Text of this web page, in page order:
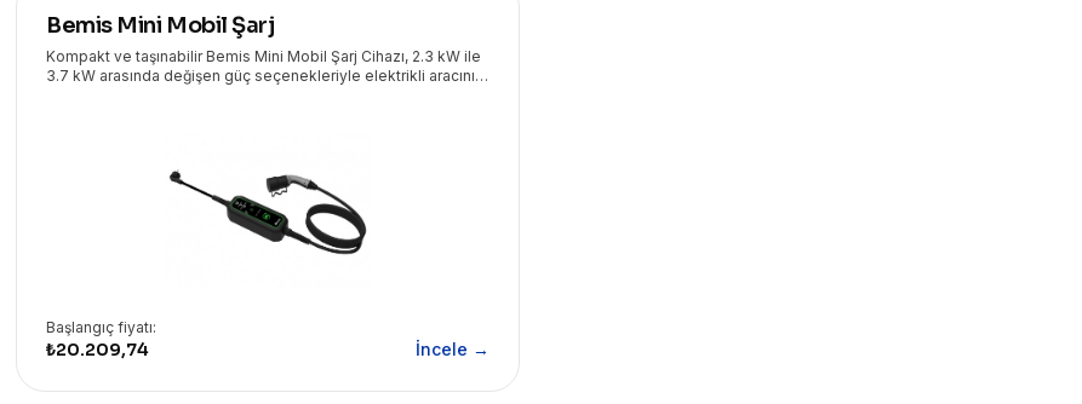
Bemis Mini Mobil Şarj
Kompakt ve taşınabilir Bemis Mini Mobil Şarj Cihazı, 2.3 kW ile
3.7 kW arasında değişen güç seçenekleriyle elektrikli aracınızı
Başlangıç fiyatı:
₺20.209,74 İncele →